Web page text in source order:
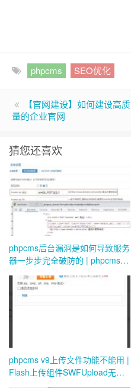
phpcms SEO优化
【官网建设】如何建设高质
量的企业官网
猜您还喜欢
phpcms后台漏洞是如何导致服务
器一步步完全破防的 | phpcms
phpcms v9上传文件功能不能用 |
Flash上传组件SWFUpload无法